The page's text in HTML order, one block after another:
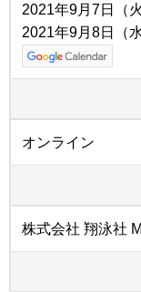
2021年9月7日（
2021年9月8日（
オンライン
株式会社 翔泳社